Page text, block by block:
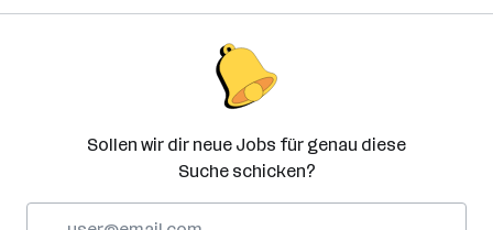
Sollen wir dir neue Jobs für genau diese
Suche schicken?